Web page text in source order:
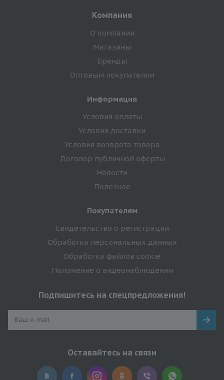
Компания
О компании
Магазины
Бренды
Оптовым покупателям
Информация
Условия оплаты
Условия доставки
Условия возврата товара
Договор публичной оферты
Новости
Полезное
Покупателям
Свидетельство о регистрации
Обработка персональных данных
Обработка файлов cookie
Положение о видеонаблюдении
Подпишитесь на спецпредложения!
Оставайтесь на связи